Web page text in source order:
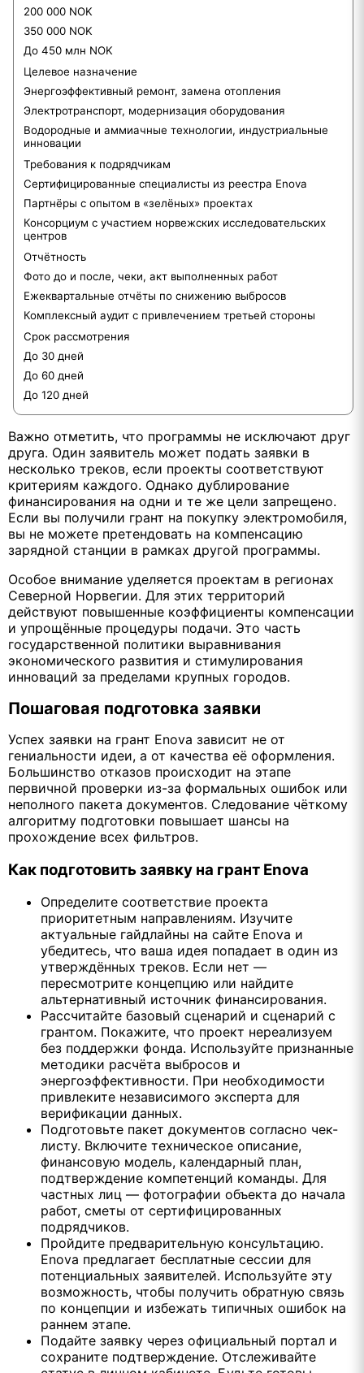
200 000 NOK
350 000 NOK
До 450 млн NOK
Целевое назначение
Энергоэффективный ремонт, замена отопления
Электротранспорт, модернизация оборудования
Водородные и аммиачные технологии, индустриальные
инновации
Требования к подрядчикам
Сертифицированные специалисты из реестра Enova
Партнёры с опытом в «зелёных» проектах
Консорциум с участием норвежских исследовательских
центров
Отчётность
Фото до и после, чеки, акт выполненных работ
Ежеквартальные отчёты по снижению выбросов
Комплексный аудит с привлечением третьей стороны
Срок рассмотрения
До 30 дней
До 60 дней
До 120 дней
Важно отметить, что программы не исключают друг
друга. Один заявитель может подать заявки в
несколько треков, если проекты соответствуют
критериям каждого. Однако дублирование
финансирования на одни и те же цели запрещено.
Если вы получили грант на покупку электромобиля,
вы не можете претендовать на компенсацию
зарядной станции в рамках другой программы.
Особое внимание уделяется проектам в регионах
Северной Норвегии. Для этих территорий
действуют повышенные коэффициенты компенсации
и упрощённые процедуры подачи. Это часть
государственной политики выравнивания
экономического развития и стимулирования
инноваций за пределами крупных городов.
Пошаговая подготовка заявки
Успех заявки на грант Enova зависит не от
гениальности идеи, а от качества её оформления.
Большинство отказов происходит на этапе
первичной проверки из-за формальных ошибок или
неполного пакета документов. Следование чёткому
алгоритму подготовки повышает шансы на
прохождение всех фильтров.
Как подготовить заявку на грант Enova
Определите соответствие проекта
приоритетным направлениям. Изучите
актуальные гайдлайны на сайте Enova и
убедитесь, что ваша идея попадает в один из
утверждённых треков. Если нет —
пересмотрите концепцию или найдите
альтернативный источник финансирования.
Рассчитайте базовый сценарий и сценарий с
грантом. Покажите, что проект нереализуем
без поддержки фонда. Используйте признанные
методики расчёта выбросов и
энергоэффективности. При необходимости
привлеките независимого эксперта для
верификации данных.
Подготовьте пакет документов согласно чек-
листу. Включите техническое описание,
финансовую модель, календарный план,
подтверждение компетенций команды. Для
частных лиц — фотографии объекта до начала
работ, сметы от сертифицированных
подрядчиков.
Пройдите предварительную консультацию.
Enova предлагает бесплатные сессии для
потенциальных заявителей. Используйте эту
возможность, чтобы получить обратную связь
по концепции и избежать типичных ошибок на
раннем этапе.
Подайте заявку через официальный портал и
сохраните подтверждение. Отслеживайте